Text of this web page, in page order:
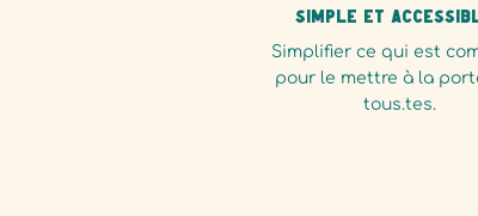
Simple et
Simplifier ce qui est
pour le mettre à la
tous.tes.